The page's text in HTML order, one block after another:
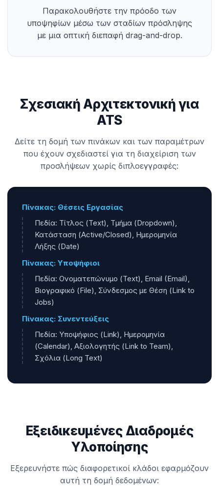
Παρακολουθήστε την πρόοδο των
υποψηφίων μέσω των σταδίων πρόσληψης
με μια οπτική διεπαφή drag-and-drop.
Σχεσιακή Αρχιτεκτονική για
ATS
Δείτε τη δομή των πινάκων και των παραμέτρων
που έχουν σχεδιαστεί για τη διαχείριση των
προσλήψεων χωρίς διπλοεγγραφές:
Πίνακας: Θέσεις Εργασίας
Πεδία: Τίτλος (Text), Τμήμα (Dropdown),
Κατάσταση (Active/Closed), Ημερομηνία
Λήξης (Date)
Πίνακας: Υποψήφιοι
Πεδία: Ονοματεπώνυμο (Text), Email (Email),
Βιογραφικό (File), Σύνδεσμος με Θέση (Link to
Jobs)
Πίνακας: Συνεντεύξεις
Πεδία: Υποψήφιος (Link), Ημερομηνία
(Calendar), Αξιολογητής (Link to Team),
Σχόλια (Long Text)
Εξειδικευμένες Διαδρομές
Υλοποίησης
Εξερευνήστε πώς διαφορετικοί κλάδοι εφαρμόζουν
αυτή τη δομή δεδομένων: